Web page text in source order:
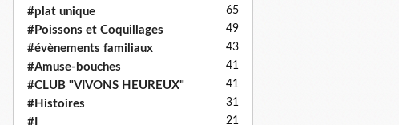
#plat unique 65
#Poissons et Coquillages 49
#évènements familiaux 43
#Amuse-bouches 41
#CLUB "VIVONS HEUREUX" 41
#Histoires 31
#I 21